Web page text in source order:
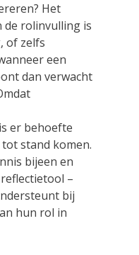
Het
de rolinvulling is
of zelfs
een
dan verwacht
er behoefte
stand komen.
bijeen en
–
bij
hun rol in